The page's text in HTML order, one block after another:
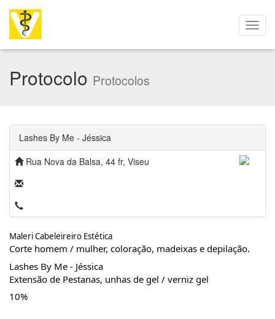
Protocolo Protocolos
Lashes By Me - Jéssica
Rua Nova da Balsa, 44 fr, Viseu
Maleri Cabeleireiro Estética
Corte homem / mulher, coloração, madeixas e depilação.
Lashes By Me - Jéssica
Extensão de Pestanas, unhas de gel / verniz gel
10%